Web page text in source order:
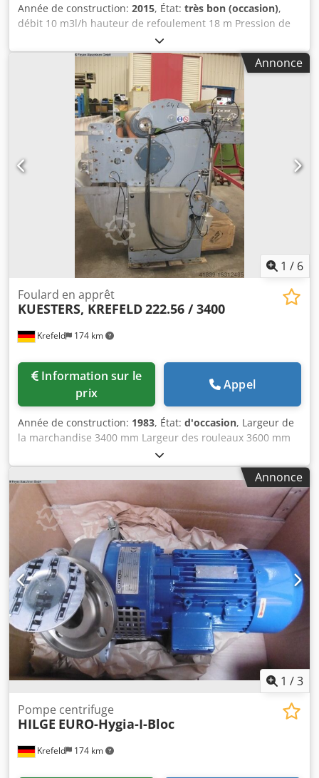
Année de construction: 2015, État: très bon (occasion),
débit 10 m3l/h hauteur de refoulement 18 m Pression de
service 2 bar Tension électrique 230/400 V - 50 Hz Type de
moteur 80 L Vitesse de rotation du moteur 2900 tr/min
Puissance du moteur 1,1 kW poids 33 kg Pompe centrifuge
à aspiration normale, Corps et roue en acier inoxydable,
raccords à brides, Codeub Ur Topfx Ak Uoha N° de
fabrication 22/98-118884
Annonce
1 / 6
Krefeld 174 km
Foulard en apprêt
KUESTERS, KREFELD222.56 / 3400
prix
Appel
Année de construction: 1983, État: d'occasion, Largeur de
la marchandise 3400 mm Largeur des rouleaux 3600 mm
Nombre de rouleaux 2 pièces Rouleau porteur - diamètre
340 mm Revêtement des rouleaux - caoutchouc souple 75
degrés shore Rouleau S - diamètre 270 mm Revêtement du
rouleau - caoutchouc dur 100 degrés shore Pression
linéaire 50 N / mm Pression totale 18 to Guidage du
produit pour le tissage Breithalter, rouleau de guidage
Pivot d'entraînement dia 80 mm Pupitre hydraulique pour
la transmission séparée en inox Côté entraînement à
gauche Indiquer le côté de commande Foulard d'apprêt à
2 rouleaux avec 1 nouveau "rouleau flottant" (rouleau S) et
rouleau porteur,(nouveau rouleau S sera fabriqué.)
nouvelle commande hydraulique et pression pour le
rouleau S, moteur d'entraînement et commande électrique
neufs, Chjdpfx Ajtv Iggsk Uea la machine est entièrement
révisée avant la livraison, nous livrons avec garantie (12
mois)
Annonce
1 /3
Krefeld 174 km
Pompe centrifuge
HILGE EURO-Hygia-I-Bloc